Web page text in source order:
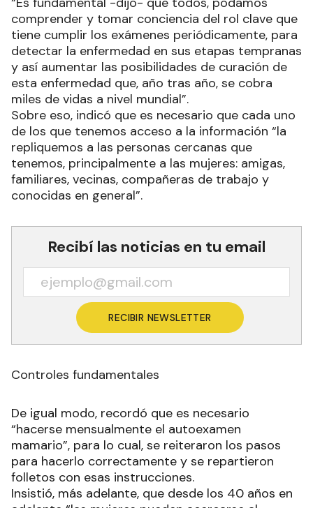
comprender y tomar conciencia del rol clave que
tiene cumplir los exámenes periódicamente, para
detectar la enfermedad en sus etapas tempranas
y así aumentar las posibilidades de curación de
esta enfermedad que, año tras año, se cobra
miles de vidas a nivel mundial”.
Sobre eso, indicó que es necesario que cada uno
de los que tenemos acceso a la información “la
repliquemos a las personas cercanas que
tenemos, principalmente a las mujeres: amigas,
familiares, vecinas, compañeras de trabajo y
conocidas en general”.
Recibí las noticias en tu email
RECIBIR NEWSLETTER
Controles fundamentales
De igual modo, recordó que es necesario
“hacerse mensualmente el autoexamen
mamario”, para lo cual, se reiteraron los pasos
para hacerlo correctamente y se repartieron
folletos con esas instrucciones.
Insistió, más adelante, que desde los 40 años en